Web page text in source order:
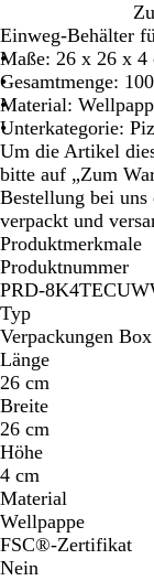
e
h
r
f
a
r
b
i
g
Einweg-Behälter
Maße: 26 x 26 x 4
Gesamtmenge:
Material:
Unterkategorie:
Um die Artikel
bitte auf „Zum
Bestellung bei
verpackt und
Produktmerkmale
Produktnummer
PRD-
Typ
Verpackungen Box
Länge
26 cm
Breite
26 cm
Höhe
4 cm
Material
Wellpappe
FSC®-Zertifikat
Nein